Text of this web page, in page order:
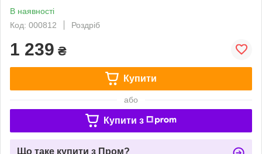
В наявності
Код: 000812
Роздріб
1 239 ₴
Купити
або
Купити з
Що таке купити з Пром?